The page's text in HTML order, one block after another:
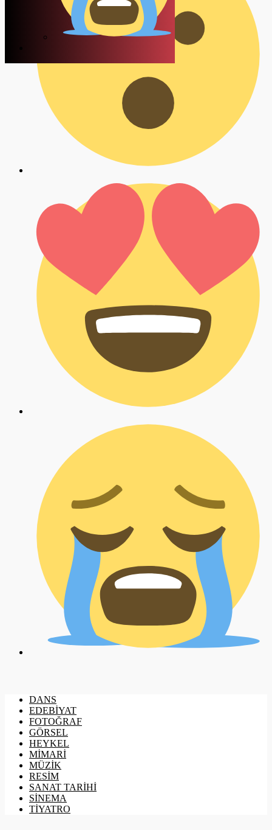
DANS
EDEBİYAT
FOTOĞRAF
GÖRSEL
HEYKEL
MİMARİ
MÜZİK
RESİM
SANAT TARİHİ
SİNEMA
TİYATRO